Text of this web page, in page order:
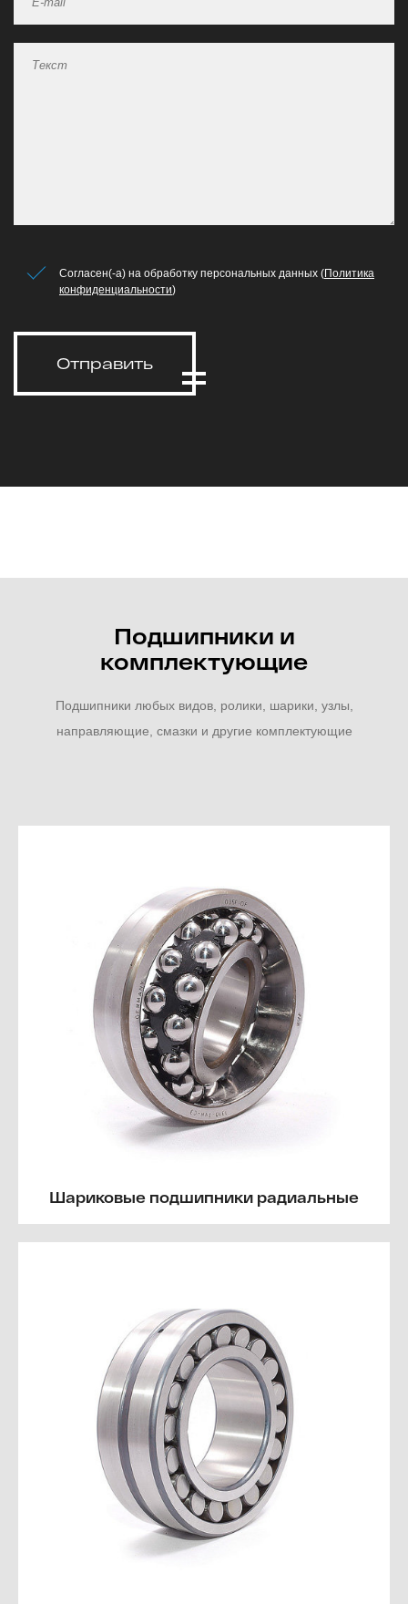
Согласен(-а) на обработку персональных данных (Политика
конфиденциальности)
Отправить
Подшипники и
комплектующие
Подшипники любых видов, ролики, шарики, узлы,
направляющие, смазки и другие комплектующие
Шариковые подшипники радиальные